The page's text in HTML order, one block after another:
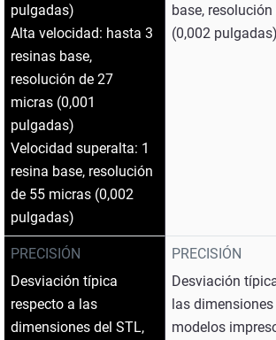
pulgadas)
Alta velocidad: hasta 3
resinas base,
resolución de 27
micras (0,001
pulgadas)
Velocidad superalta: 1
resina base, resolución
de 55 micras (0,002
pulgadas)
PRECISIÓN
Desviación típica
respecto a las
dimensiones del STL,
base,
(0,002 pulgadas)
PRECISIÓN
Desviación
las
modelos